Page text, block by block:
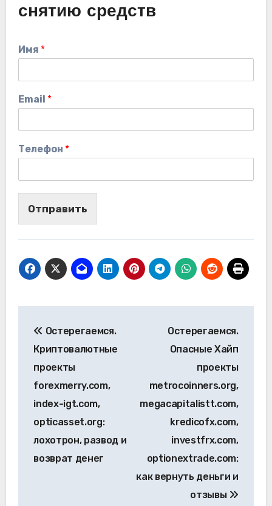
снятию средств
Имя *
Email *
Телефон *
Отправить
по
записям
Остерегаемся.
Криптовалютные
проекты
forexmerry.com,
index-igt.com,
opticasset.org:
лохотрон, развод и
возврат денег
Остерегаемся.
Опасные Хайп
проекты
metrocoinners.org,
megacapitalistt.com,
kredicofx.com,
investfrx.com,
optionextrade.com:
как вернуть деньги и
отзывы